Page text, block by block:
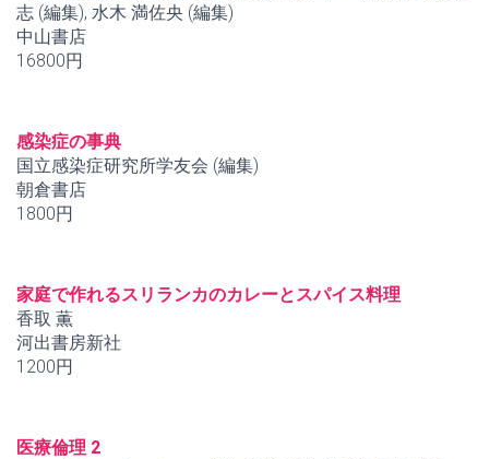
志 (編集), 水木 満佐央 (編集)
中山書店
16800円
感染症の事典
国立感染症研究所学友会 (編集)
朝倉書店
1800円
家庭で作れるスリランカのカレーとスパイス料理
香取 薫
河出書房新社
1200円
医療倫理 2